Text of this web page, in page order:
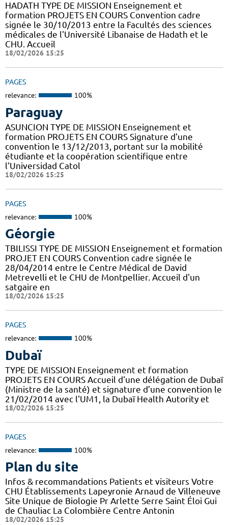
HADATH TYPE DE MISSION Enseignement et
formation PROJETS EN COURS Convention cadre
signée le 30/10/2013 entre la Facultés des sciences
médicales de l'Université Libanaise de Hadath et le
CHU. Accueil
18/02/2026 15:25
PAGES
relevance: 100%
Paraguay
ASUNCION TYPE DE MISSION Enseignement et
formation PROJETS EN COURS Signature d’une
convention le 13/12/2013, portant sur la mobilité
étudiante et la coopération scientifique entre
l'Universidad Catol
18/02/2026 15:25
PAGES
relevance: 100%
Géorgie
TBILISSI TYPE DE MISSION Enseignement et formation
PROJET EN COURS Convention cadre signée le
28/04/2014 entre le Centre Médical de David
Metrevelli et le CHU de Montpellier. Accueil d'un
satgaire en
18/02/2026 15:25
PAGES
relevance: 100%
Dubaï
TYPE DE MISSION Enseignement et formation
PROJETS EN COURS Accueil d'une délégation de Dubaï
(Ministre de la santé) et signature d’une convention le
21/02/2014 avec l'UM1, la Dubaï Health Autority et
18/02/2026 15:25
PAGES
relevance: 100%
Plan du site
Infos & recommandations Patients et visiteurs Votre
CHU Établissements Lapeyronie Arnaud de Villeneuve
Site Unique de Biologie Pr Arlette Serre Saint Éloi Gui
de Chauliac La Colombière Centre Antonin
18/02/2026 15:25